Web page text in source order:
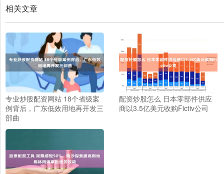
相关文章
专业炒股配资网站 18个省级案
例背后，广东低效用地再开发三
部曲
配资炒股怎么 日本零部件供应
商以3.5亿美元收购Fictiv公司